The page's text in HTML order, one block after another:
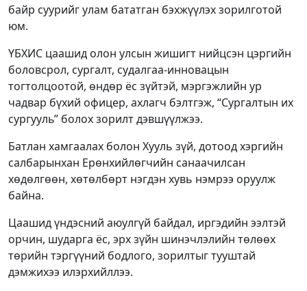
байр суурийг улам бататган бэхжүүлэх зорилготой
юм.
ҮБХИС цаашид олон улсын жишигт нийцсэн цэргийн
боловсрол, сургалт, судалгаа-инновацын
тогтолцоотой, өндөр ёс зүйтэй, мэргэжлийн ур
чадвар бүхий офицер, ахлагч бэлтгэж, “Сургалтын их
сургууль” болох зорилт дэвшүүлжээ.
Батлан хамгаалах болон Хууль зүй, дотоод хэргийн
салбарынхан Ерөнхийлөгчийн санаачилсан
хөдөлгөөн, хөтөлбөрт нэгдэн хувь нэмрээ оруулж
байна.
Цаашид үндэсний аюулгүй байдал, иргэдийн ээлтэй
орчин, шударга ёс, эрх зүйн шинэчлэлийн төлөөх
төрийн тэргүүний бодлого, зорилтыг тууштай
дэмжихээ илэрхийллээ.